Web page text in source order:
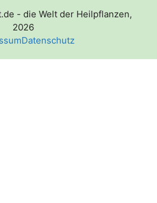
- die Welt der Heilpflanzen,
2026
Datenschutz